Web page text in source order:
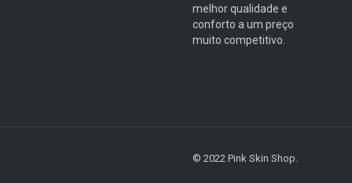
melhor qualidade e
conforto a um preço
muito competitivo.
© 2022 Pink Skin Shop.